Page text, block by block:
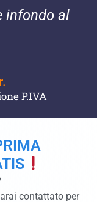
infondo al
P.IVA
contattato per